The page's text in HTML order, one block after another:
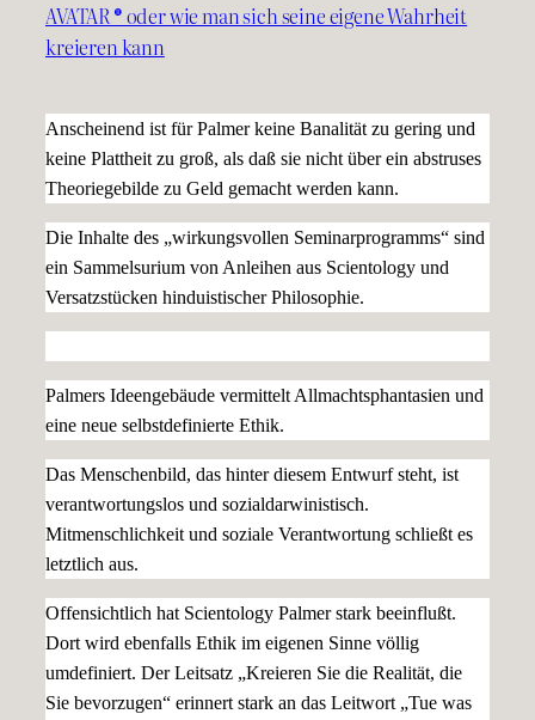
AVATAR ® oder wie man sich seine eigene Wahrheit
kreieren kann
Anscheinend ist für Palmer keine Banalität zu gering und
keine Plattheit zu groß, als daß sie nicht über ein abstruses
Theoriegebilde zu Geld gemacht werden kann.
Die Inhalte des „wirkungsvollen Seminarprogramms“ sind
ein Sammelsurium von Anleihen aus Scientology und
Versatzstücken hinduistischer Philosophie.
Palmers Ideengebäude vermittelt Allmachtsphantasien und
eine neue selbstdefinierte Ethik.
Das Menschenbild, das hinter diesem Entwurf steht, ist
verantwortungslos und sozialdarwinistisch.
Mitmenschlichkeit und soziale Verantwortung schließt es
letztlich aus.
Offensichtlich hat Scientology Palmer stark beeinflußt.
Dort wird ebenfalls Ethik im eigenen Sinne völlig
umdefiniert. Der Leitsatz „Kreieren Sie die Realität, die
Sie bevorzugen“ erinnert stark an das Leitwort „Tue was